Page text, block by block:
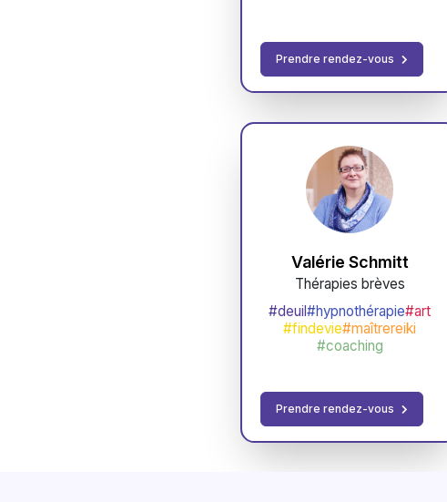
Prendre rendez-vous
Valérie Schmitt
Thérapies brèves
#deuil#hypnothérapie#art
#findevie#maîtrereiki
#coaching
Prendre rendez-vous